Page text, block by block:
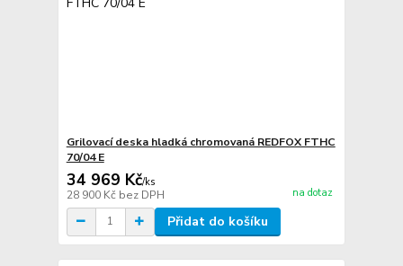
Grilovací deska hladká chromovaná REDFOX FTHC
70/04 E
34 969 Kč/ks
28 900 Kč bez DPH na dotaz
Přidat do košíku